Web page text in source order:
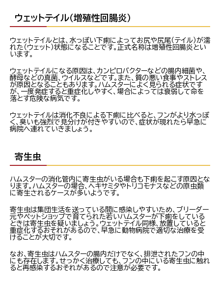
ウェットテイル（増殖性回腸炎）
ウェットテイルとは、水っぽい下痢によってお尻や尻尾（テイル）が濡
れた（ウェット）状態になることです。正式名称は増殖性回腸炎とい
います。
ウェットテイルになる原因は、カンピロバクターなどの腸内細菌や、
酵母などの真菌、ウイルスなどです。また、質の悪い食事やストレス
が原因となることもあります。ハムスターによく見られる症状です
が、一度発症すると重症化しやすく、場合によっては衰弱して命を
落とす危険な病気です。
ウェットテイルは消化不良による下痢に比べると、フンがより水っぽ
く、臭いも強烈で見分けが付きやすいので、症状が現れたら早急に
病院へ連れていきましょう。
寄生虫
ハムスターの消化管内に寄生虫がいる場合も下痢を起こす原因とな
ります。ハムスターの場合、ヘキサミタやトリコモナスなどの原虫類
に寄生されるケースが多いようです。
寄生虫は集団生活を送っている間に感染しやすいため、ブリーダー
元やペットショップで育てられた若いハムスターが下痢をしている
ときは寄生虫を疑いましょう。ウェットテイル同様、放置していると
重症化するおそれがあるので、早急に動物病院で適切な治療を受
けることが大切です。
なお、寄生虫はハムスターの腸内だけでなく、排泄されたフンの中
にも存在します。せっかく治療しても、フンの中にいる寄生虫に触れ
ると再感染するおそれがあるので注意が必要です。